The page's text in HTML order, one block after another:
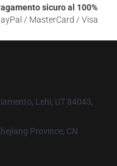
sicuro al 100%
/ MasterCard / Visa
Lehi, UT 84043,
Province, CN